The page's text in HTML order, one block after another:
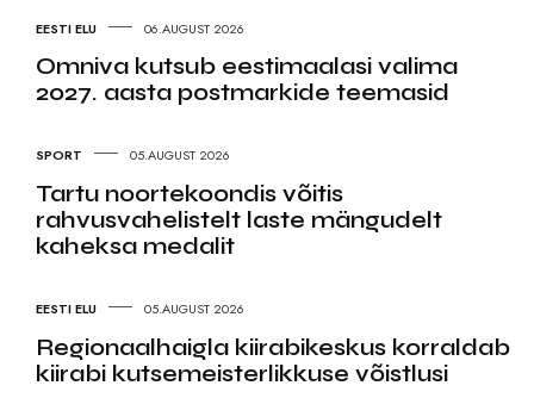
EESTI ELU 06.AUGUST 2026
Omniva kutsub eestimaalasi valima
2027. aasta postmarkide teemasid
SPORT 05.AUGUST 2026
Tartu noortekoondis võitis
rahvusvahelistelt laste mängudelt
kaheksa medalit
EESTI ELU 05.AUGUST 2026
Regionaalhaigla kiirabikeskus korraldab
kiirabi kutsemeisterlikkuse võistlusi